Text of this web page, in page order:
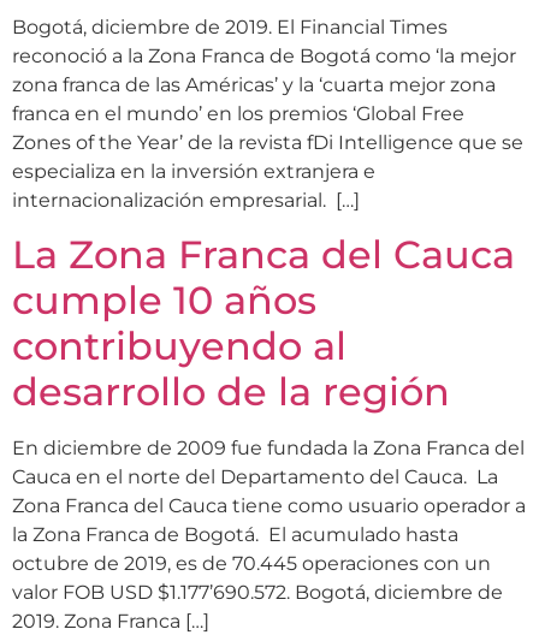
Bogotá, diciembre de 2019. El Financial Times
reconoció a la Zona Franca de Bogotá como ‘la mejor
zona franca de las Américas’ y la ‘cuarta mejor zona
franca en el mundo’ en los premios ‘Global Free
Zones of the Year’ de la revista fDi Intelligence que se
especializa en la inversión extranjera e
internacionalización empresarial. […]
La Zona Franca del Cauca
cumple 10 años
contribuyendo al
desarrollo de la región
En diciembre de 2009 fue fundada la Zona Franca del
Cauca en el norte del Departamento del Cauca. La
Zona Franca del Cauca tiene como usuario operador a
la Zona Franca de Bogotá. El acumulado hasta
octubre de 2019, es de 70.445 operaciones con un
valor FOB USD $1.177’690.572. Bogotá, diciembre de
2019. Zona Franca […]